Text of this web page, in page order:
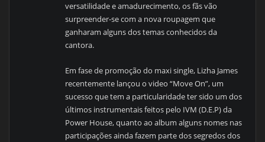
versatilidade e amadurecimento, os fãs vão
surpreender-se com a nova roupagem que
ganharam alguns dos temas conhecidos da
cantora.
Em fase de promoção do maxi single, Lizha James
recentemente lançou o video “Move On”, um
sucesso que tem a particularidade ter sido um dos
últimos instrumentais feitos pelo IVM (D.E.P) da
Power House, quanto ao album alguns nomes nas
participações ainda fazem parte dos segredos dos